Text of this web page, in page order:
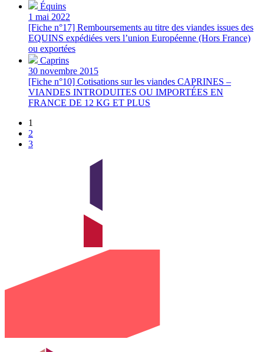
Équins
1 mai 2022
[Fiche n°17] Remboursements au titre des viandes issues des
EQUINS expédiées vers l’union Européenne (Hors France)
ou exportées
Caprins
30 novembre 2015
[Fiche n°10] Cotisations sur les viandes CAPRINES –
VIANDES INTRODUITES OU IMPORTÉES EN
FRANCE DE 12 KG ET PLUS
1
2
3